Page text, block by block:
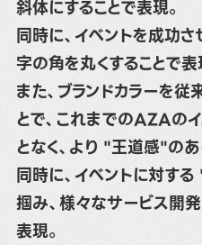
斜体にすることで表現。
同時に、イベントを成功
字の角を丸くすることで表
また、ブランドカラーを
とで、これまでのAZAの
となく、より "王道感"のあ
同時に、イベントに対す
掴み、様々なサービス開
表現。